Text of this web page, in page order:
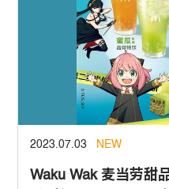
2023.07.03 NEW
Waku Wak 麦当劳甜